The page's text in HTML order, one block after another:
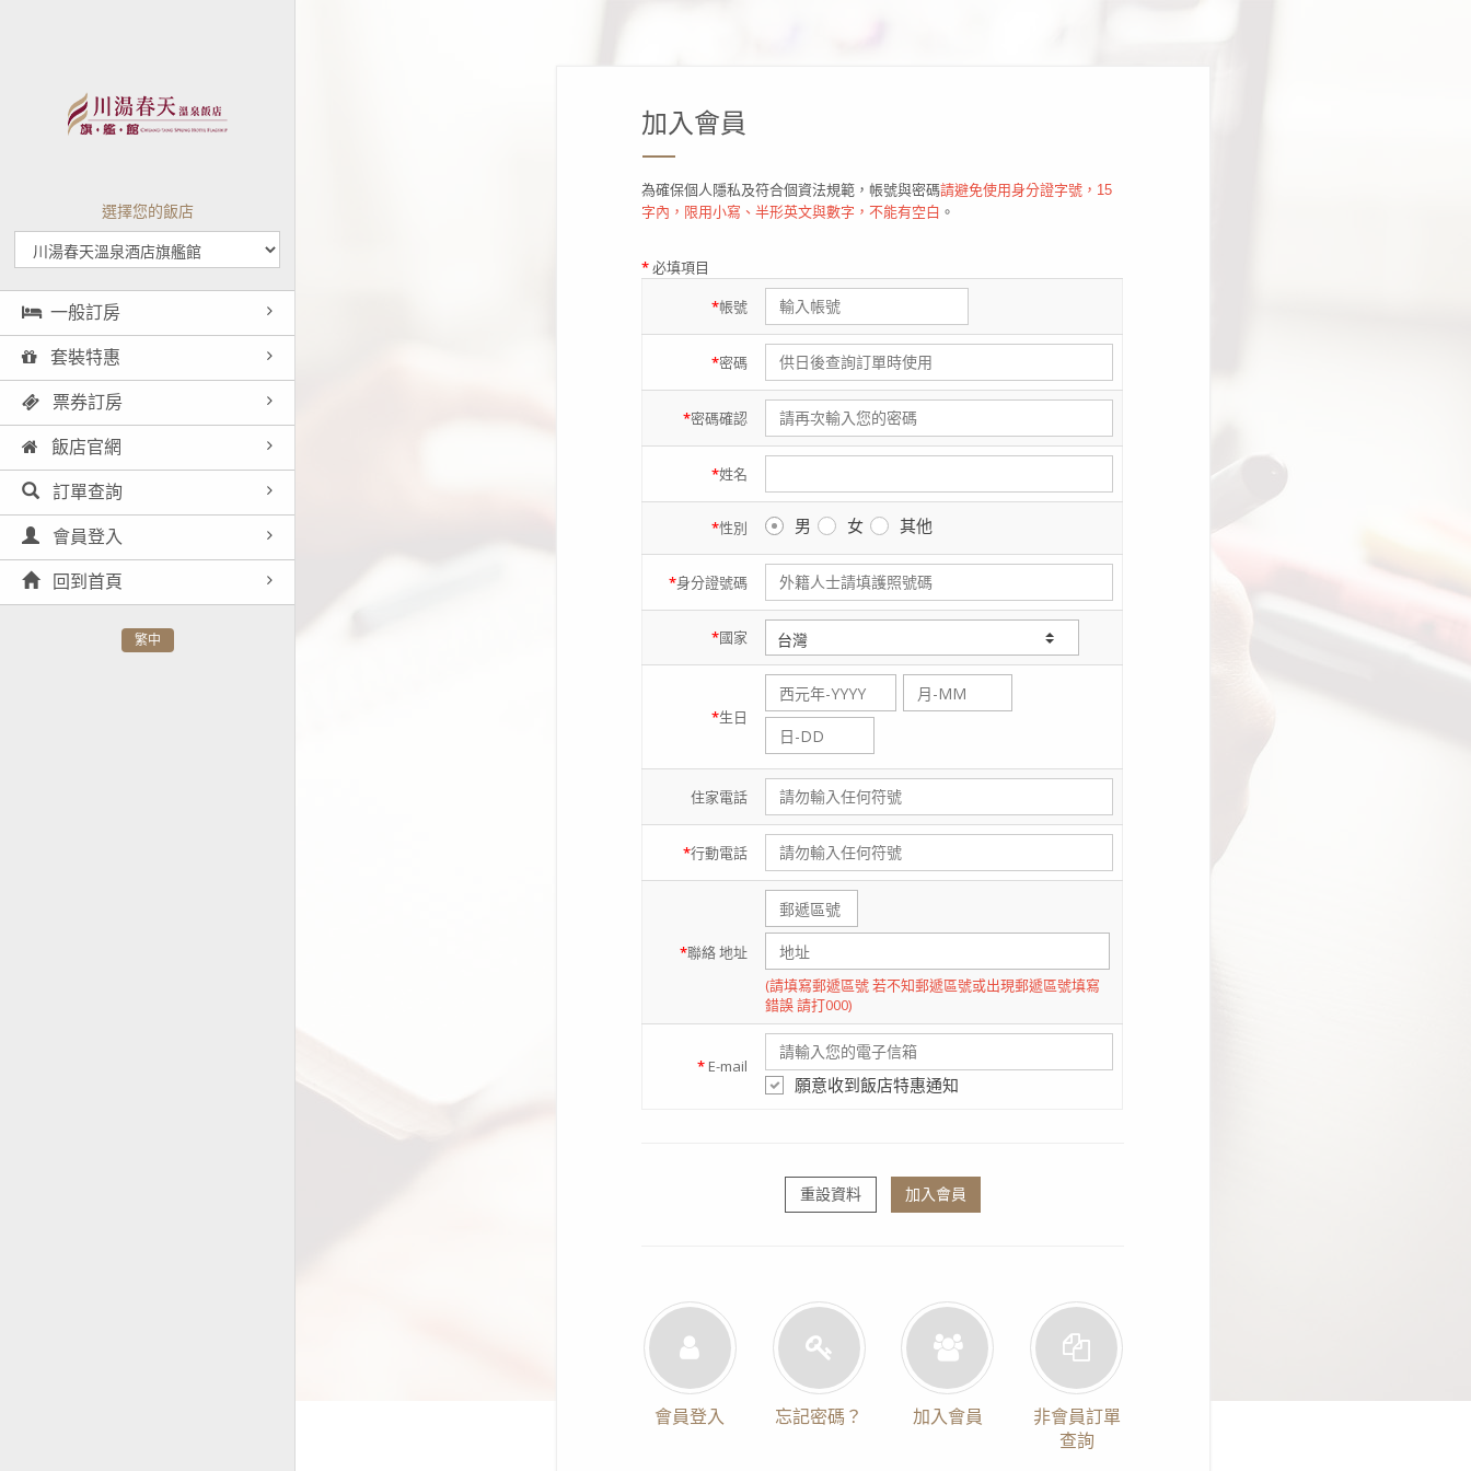
選擇您的飯店
一般訂房
套裝特惠
票券訂房
飯店官網
訂單查詢
會員登入
回到首頁
繁中
加入會員
為確保個人隱私及符合個資法規範，帳號與密碼請避免使用身分證字號，15
字內，限用小寫、半形英文與數字，不能有空白 。
*必填項目
*帳號
*密碼
*密碼確認
*姓名
*性別 男 女 其他
*身分證號碼
*國家
*生日
住家電話
*行動電話
*聯絡地址
(請填寫郵遞區號 若不知郵遞區號或出現郵遞區號填寫
錯誤 請打000)
* E-mail
願意收到飯店特惠通知
重設資料 加入會員
會員登入 忘記密碼？ 加入會員
非會員訂單
查詢